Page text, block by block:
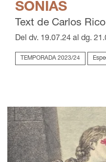
SONIAS
Text de Carlos Rico
Del dv. 19.07.24 al dg.
TEMPORADA 2023/24